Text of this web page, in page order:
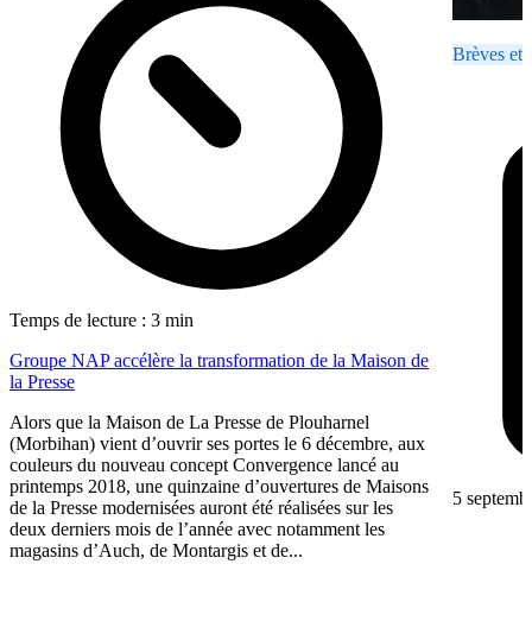
Temps de lecture : 3 min
Groupe NAP accélère la transformation de la Maison de
la Presse
Alors que la Maison de La Presse de Plouharnel
(Morbihan) vient d’ouvrir ses portes le 6 décembre, aux
couleurs du nouveau concept Convergence lancé au
printemps 2018, une quinzaine d’ouvertures de Maisons
de la Presse modernisées auront été réalisées sur les
deux derniers mois de l’année avec notamment les
magasins d’Auch, de Montargis et de...
Brèves et
5